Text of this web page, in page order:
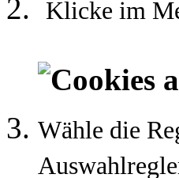
Klicke im
Wähle die